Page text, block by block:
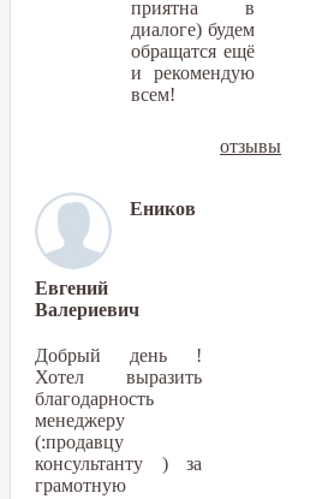
приятна в
диалоге) будем
обращатся ещё
и рекомендую
всем!
Еников
Евгений
Валериевич
Добрый день !
Хотел выразить
благодарность
менеджеру
(:продавцу
консультанту ) за
грамотную
отзывы